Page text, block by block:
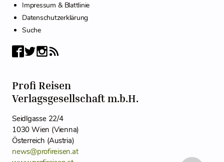
Impressum & Blattlinie
Datenschutzerklärung
Suche
Profi Reisen
Verlagsgesellschaft m.b.H.
Seidlgasse 22/4
1030 Wien (Vienna)
Österreich (Austria)
news@profireisen.at